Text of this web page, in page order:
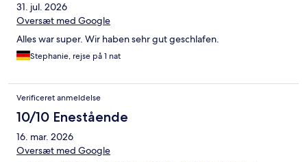
31. jul. 2026
Oversæt med Google
Alles war super. Wir haben sehr gut geschlafen.
Stephanie, rejse på 1 nat
Verificeret anmeldelse
10/10 Enestående
16. mar. 2026
Oversæt med Google